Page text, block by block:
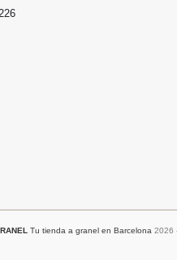
Tu tienda a granel en Barcelona 2026